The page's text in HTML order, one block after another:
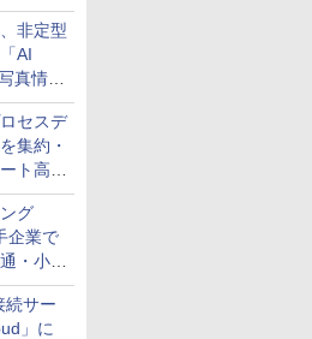
的に訓
供
非定型
AI
真情報
セスデ
集約・
ト高速
グ
企業で
・小売
が実装
続サー
」に